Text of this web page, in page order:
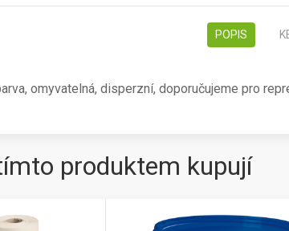
POPIS
omyvatelná, disperzní, doporučujeme pro
produktem kupují